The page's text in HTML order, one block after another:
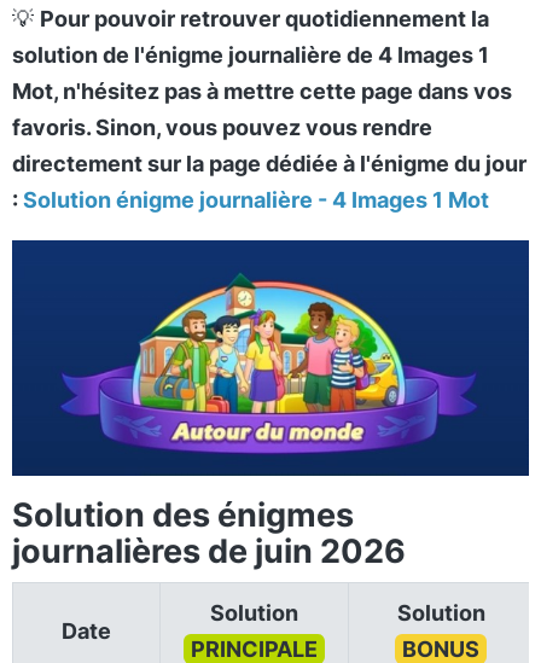
💡 Pour pouvoir retrouver quotidiennement la
solution de l'énigme journalière de 4 Images 1
Mot, n'hésitez pas à mettre cette page dans vos
favoris. Sinon, vous pouvez vous rendre
directement sur la page dédiée à l'énigme du jour
:Solution énigme journalière - 4 Images 1 Mot
Solution des énigmes
journalières de juin 2026
Date
Solution
PRINCIPALE
Solution
BONUS